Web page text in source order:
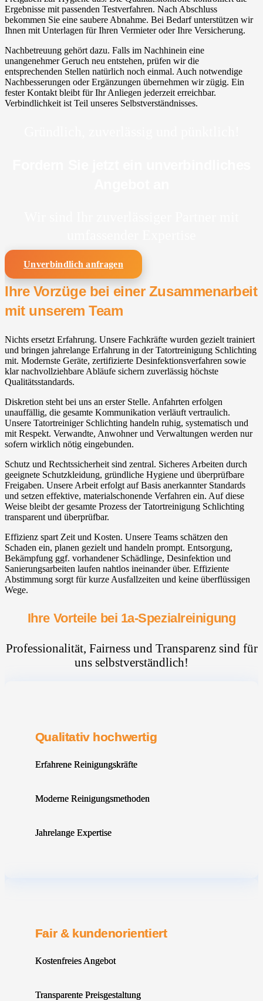
Ergebnisse mit passenden Testverfahren. Nach Abschluss
bekommen Sie eine saubere Abnahme. Bei Bedarf unterstützen wir
Ihnen mit Unterlagen für Ihren Vermieter oder Ihre Versicherung.
Nachbetreuung gehört dazu. Falls im Nachhinein eine
unangenehmer Geruch neu entstehen, prüfen wir die
entsprechenden Stellen natürlich noch einmal. Auch notwendige
Nachbesserungen oder Ergänzungen übernehmen wir zügig. Ein
fester Kontakt bleibt für Ihr Anliegen jederzeit erreichbar.
Verbindlichkeit ist Teil unseres Selbstverständnisses.
Unverbindlich anfragen
Ihre Vorzüge bei einer Zusammenarbeit
mit unserem Team
Nichts ersetzt Erfahrung. Unsere Fachkräfte wurden gezielt trainiert
und bringen jahrelange Erfahrung in der Tatortreinigung Schlichting
mit. Modernste Geräte, zertifizierte Desinfektionsverfahren sowie
klar nachvollziehbare Abläufe sichern zuverlässig höchste
Qualitätsstandards.
Diskretion steht bei uns an erster Stelle. Anfahrten erfolgen
unauffällig, die gesamte Kommunikation verläuft vertraulich.
Unsere Tatortreiniger Schlichting handeln ruhig, systematisch und
mit Respekt. Verwandte, Anwohner und Verwaltungen werden nur
sofern wirklich nötig eingebunden.
Schutz und Rechtssicherheit sind zentral. Sicheres Arbeiten durch
geeignete Schutzkleidung, gründliche Hygiene und überprüfbare
Freigaben. Unsere Arbeit erfolgt auf Basis anerkannter Standards
und setzen effektive, materialschonende Verfahren ein. Auf diese
Weise bleibt der gesamte Prozess der Tatortreinigung Schlichting
transparent und überprüfbar.
Effizienz spart Zeit und Kosten. Unsere Teams schätzen den
Schaden ein, planen gezielt und handeln prompt. Entsorgung,
Bekämpfung ggf. vorhandener Schädlinge, Desinfektion und
Sanierungsarbeiten laufen nahtlos ineinander über. Effiziente
Abstimmung sorgt für kurze Ausfallzeiten und keine überflüssigen
Wege.
Ihre Vorteile bei 1a-Spezialreinigung
Professionalität, Fairness und Transparenz sind für
uns selbstverständlich!
Qualitativ hochwertig
Erfahrene Reinigungskräfte
Moderne Reinigungsmethoden
Jahrelange Expertise
Fair & kundenorientiert
Kostenfreies Angebot
Transparente Preisgestaltung